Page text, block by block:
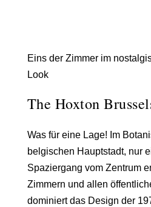
Eins der Zimmer im
Look
The Hoxton
Was für eine Lage! Im
belgischen Hauptstadt, nur
Spaziergang vom Zentrum
Zimmern und allen
dominiert das Design der